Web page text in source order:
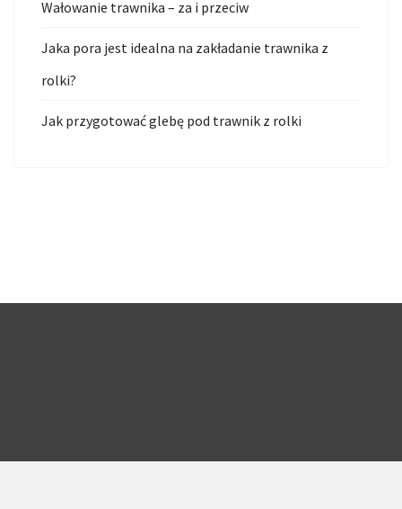
Wałowanie trawnika – za i przeciw
Jaka pora jest idealna na zakładanie trawnika z
rolki?
Jak przygotować glebę pod trawnik z rolki